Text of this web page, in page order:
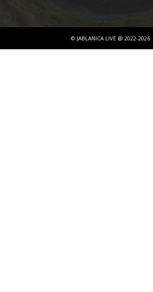
© JABLANICA LIVE @ 2022-2026